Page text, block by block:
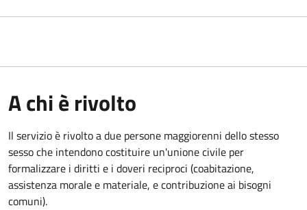
A chi è rivolto
Il servizio è rivolto a due persone maggiorenni dello stesso
sesso che intendono costituire un'unione civile per
formalizzare i diritti e i doveri reciproci (coabitazione,
assistenza morale e materiale, e contribuzione ai bisogni
comuni).